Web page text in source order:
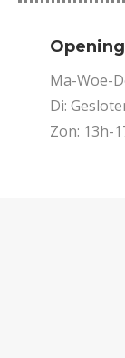
Ma-Woe-
Di:
Zon: 13h-